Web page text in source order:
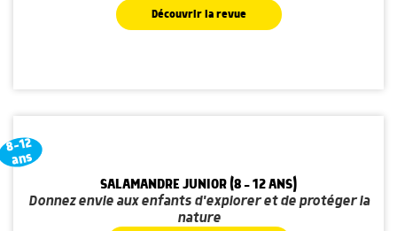
Découvrir la revue
8-12
ans
SALAMANDRE JUNIOR (8 - 12 ANS)
Donnez envie aux enfants d'explorer et de protéger la
nature